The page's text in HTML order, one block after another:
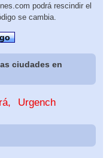
podrá rescindir el
se cambia.
ciudades en
Urgench